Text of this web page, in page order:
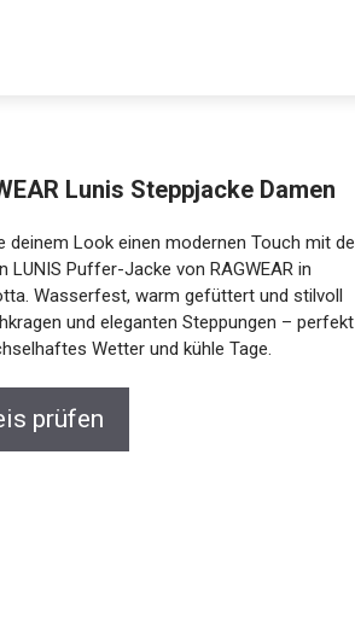
Lunis Steppjacke Damen
deinem Look einen modernen Touch mit der
LUNIS Puffer-Jacke von RAGWEAR in
Wasserfest, warm gefüttert und stilvoll
und eleganten Steppungen – perfekt
Wetter und kühle Tage.
prüfen
Jetzt anschauen